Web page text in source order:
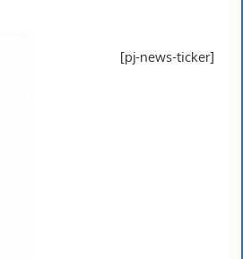
[pj-news-ticker]